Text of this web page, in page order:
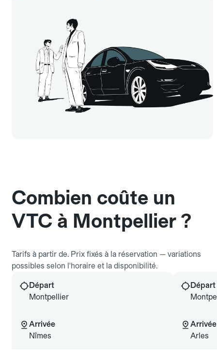
Combien coûte un
VTC à Montpellier ?
Tarifs à partir de. Prix fixés à la réservation — variations
possibles selon l'horaire et la disponibilité.
Départ
Montpellier
Arrivée
Nîmes
Départ
Arrivée
Arles